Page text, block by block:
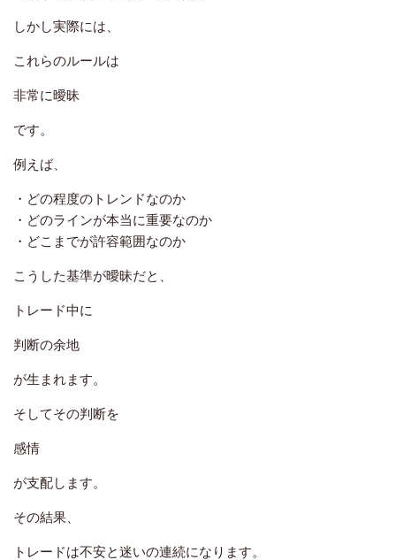
しかし実際には、
これらのルールは
非常に曖昧
です。
例えば、
・どの程度のトレンドなのか
・どのラインが本当に重要なのか
・どこまでが許容範囲なのか
こうした基準が曖昧だと、
トレード中に
判断の余地
が生まれます。
そしてその判断を
感情
が支配します。
その結果、
トレードは不安と迷いの連続になります。